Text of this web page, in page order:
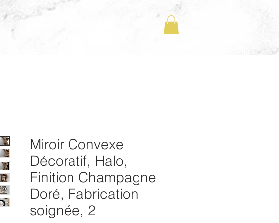
Miroir Convexe
Décoratif, Halo,
Finition Champagne
Doré, Fabrication
soignée, 2